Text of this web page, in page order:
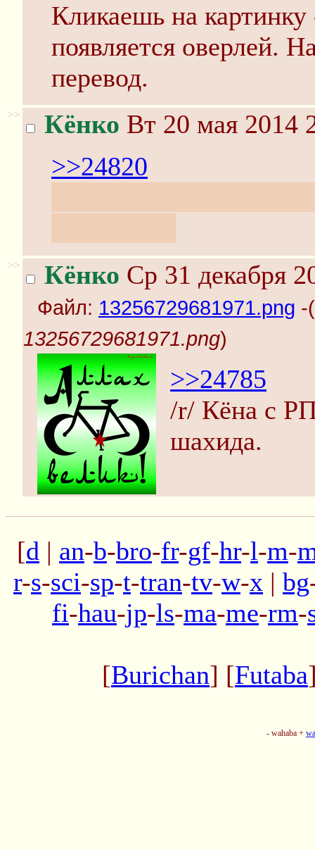
Кликаешь на картинку
появляется оверлей.
перевод.
>> Кёнко Вт 20 мая 2014
>>24820
>> Кёнко Ср 31 декабря
Файл: 13256729681971.png -(
13256729681971.png)
>>24785
/r/ Кёна с
шахида.
[d | an-b-bro-fr-gf-hr-l-m-
r-s-sci-sp-t-tran-tv-w-x | bg
fi-hau-jp-ls-ma-me-rm-
[Burichan] [Futaba
- wahaba +